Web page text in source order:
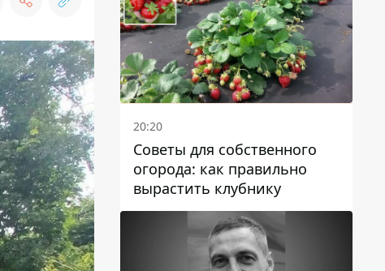
20:20
Советы для собственного
огорода: как правильно
вырастить клубнику